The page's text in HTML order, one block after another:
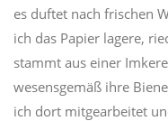
es duftet nach frischen
ich das Papier lagere,
stammt aus einer
wesensgemäß ihre
ich dort mitgearbeitet